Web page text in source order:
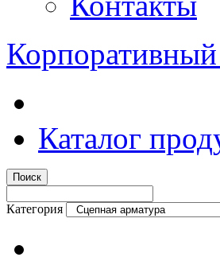
Каталог
Категория